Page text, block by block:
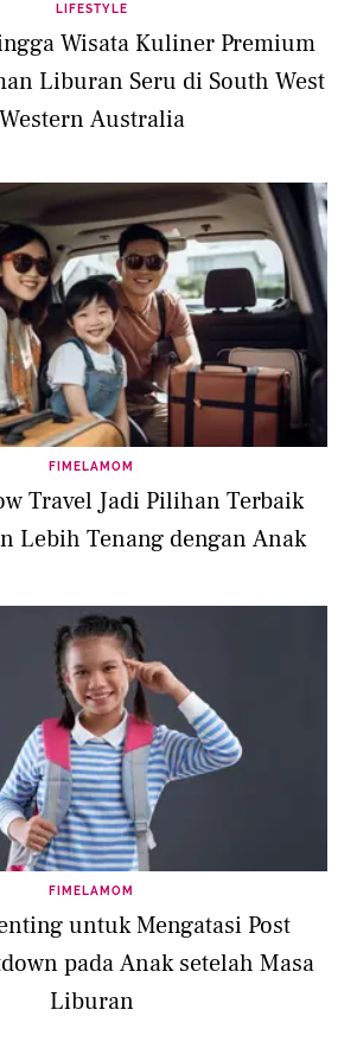
LIFESTYLE
Wisata Kuliner Premium
Liburan Seru di South West
Western Australia
FIMELAMOM
Travel Jadi Pilihan Terbaik
Lebih Tenang dengan Anak
FIMELAMOM
untuk Mengatasi Post
pada Anak setelah Masa
Liburan